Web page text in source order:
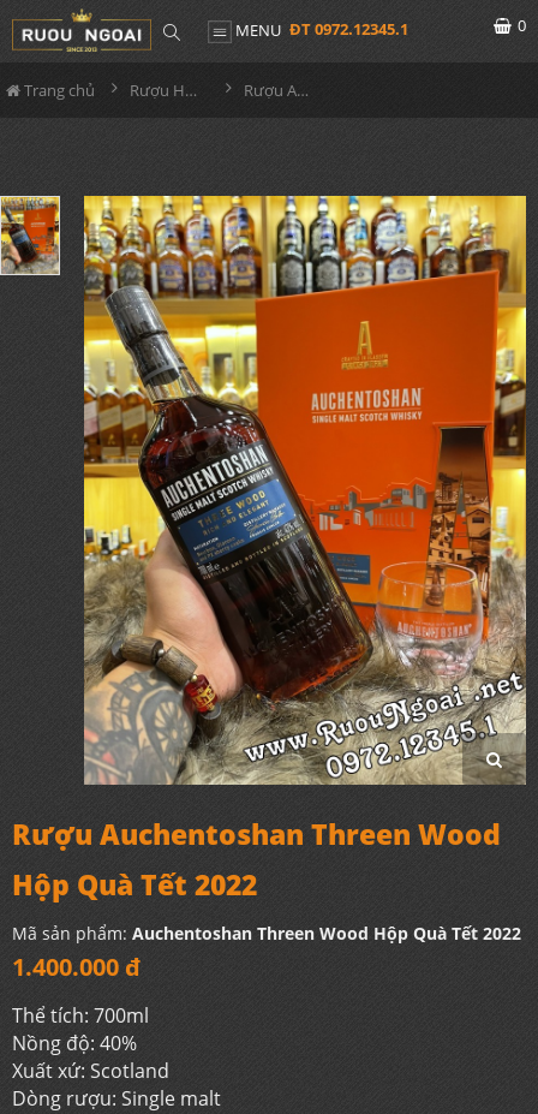
MENU ĐT 0972.12345.1 0
Trang chủ Rượu Hộp Quà Rượu Auchentoshan Threen Wood Hộp Quà Tết 2022
Rượu Auchentoshan Threen Wood
Hộp Quà Tết 2022
Mã sản phẩm: Auchentoshan Threen Wood Hộp Quà Tết 2022
1.400.000 đ
Thể tích: 700ml
Nồng độ: 40%
Xuất xứ: Scotland
Dòng rượu: Single malt